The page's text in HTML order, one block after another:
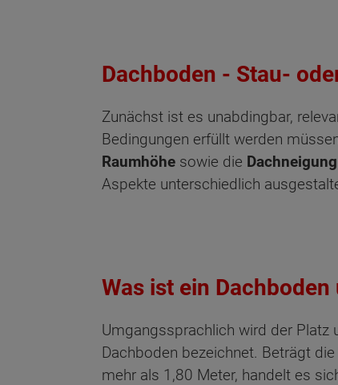
Dachboden - Stau-
Zunächst ist es unabdingbar,
Bedingungen erfüllt werden
Raumhöhe sowie die Dachneigung
Aspekte unterschiedlich
Was ist ein
Umgangssprachlich wird der Platz
Dachboden bezeichnet. Beträgt
mehr als 1,80 Meter, handelt es
Wonach